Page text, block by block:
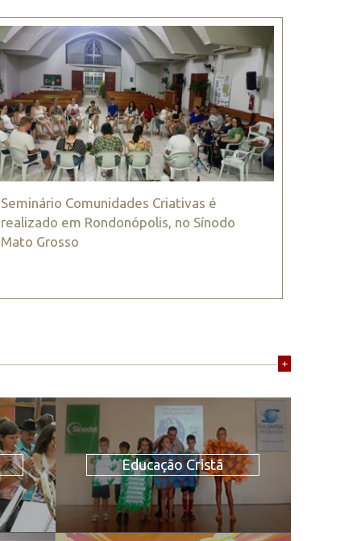
Seminário Comunidades Criativas é
realizado em Rondonópolis, no Sínodo
Mato Grosso
+
Educação Cristã